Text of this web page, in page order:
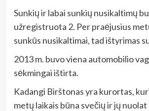
Sunkių ir labai sunkių nusikaltimų
užregistruota 2. Per praėjusius
sunkūs nusikaltimai, tad ištyrimas
2013 m. buvo viena automobilio
sėkmingai ištirta.
Kadangi Birštonas yra kurortas,
metų laikais būna svečių ir jų